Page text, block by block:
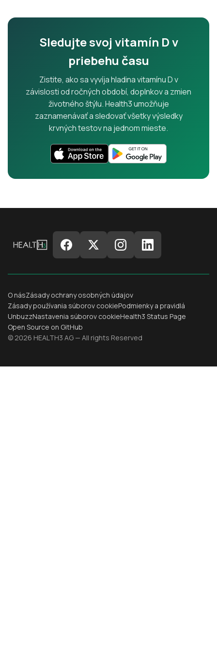
Sledujte svoj vitamín D v
priebehu času
Zistite, ako sa vyvíja hladina vitamínu D v
závislosti od ročných období, doplnkov a zmien
životného štýlu. Health3 umožňuje
zaznamenávať a sledovať všetky výsledky
krvných testov na jednom mieste.
O násZásady ochrany osobných údajov
Zásady používania súborov cookiePodmienky a pravidlá
UnbuzzNastavenia súborov cookieHealth3 Status Page
Open Source on GitHub
© 2026 HEALTH3 AG — All rights Reserved